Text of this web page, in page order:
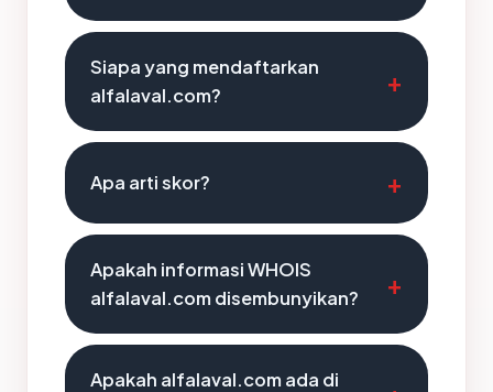
Siapa yang mendaftarkan
alfalaval.com?
Apa arti skor?
Apakah informasi WHOIS
alfalaval.com disembunyikan?
Apakah alfalaval.com ada di